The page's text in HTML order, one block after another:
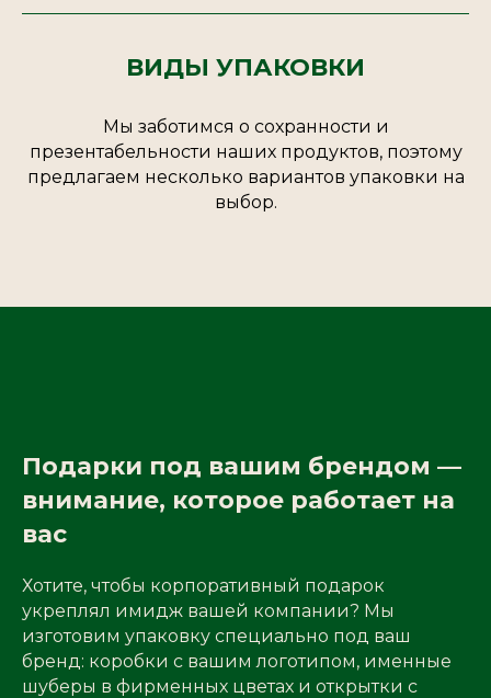
ВИДЫ УПАКОВКИ
Мы заботимся о сохранности и
презентабельности наших продуктов, поэтому
предлагаем несколько вариантов упаковки на
выбор.
Подарки под вашим брендом —
внимание, которое работает на
вас
Хотите, чтобы корпоративный подарок
укреплял имидж вашей компании? Мы
изготовим упаковку специально под ваш
бренд: коробки с вашим логотипом, именные
шуберы в фирменных цветах и открытки с